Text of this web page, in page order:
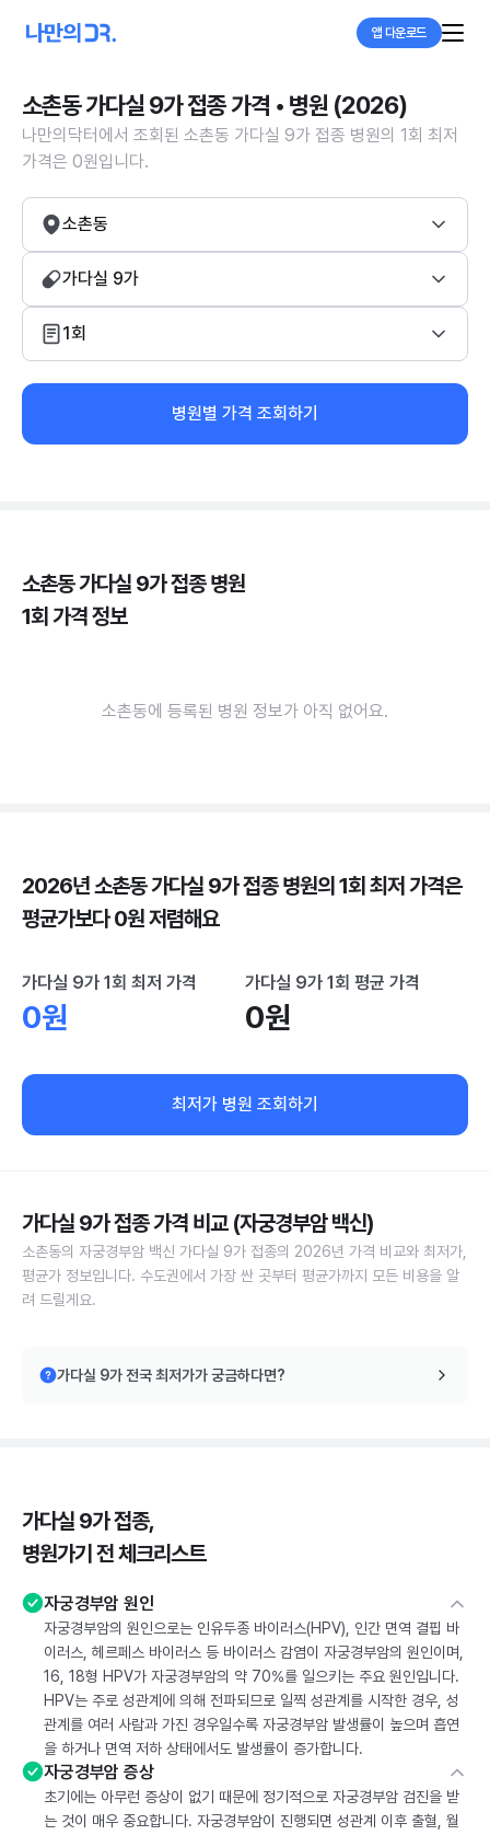
앱 다운로드
소촌동 가다실 9가 접종 가격 • 병원 (2026)
나만의닥터에서 조회된 소촌동 가다실 9가 접종 병원의 1회 최저
가격은 0원입니다.
소촌동
가다실 9가
1회
병원별 가격 조회하기
소촌동 가다실 9가 접종 병원
1회 가격 정보
소촌동에 등록된 병원 정보가 아직 없어요.
2026년 소촌동 가다실 9가 접종 병원의 1회 최저 가격은
평균가보다 0원 저렴해요
가다실 9가 1회 최저 가격
0원
가다실 9가 1회 평균 가격
0원
최저가 병원 조회하기
가다실 9가 접종 가격 비교 (자궁경부암 백신)
소촌동의 자궁경부암 백신 가다실 9가 접종의 2026년 가격 비교와 최저가,
평균가 정보입니다. 수도권에서 가장 싼 곳부터 평균가까지 모든 비용을 알
려 드릴게요.
가다실 9가 전국 최저가가 궁금하다면?
가다실 9가 접종,
병원가기 전 체크리스트
자궁경부암 원인
자궁경부암의 원인으로는 인유두종 바이러스(HPV), 인간 면역 결핍 바
이러스, 헤르페스 바이러스 등 바이러스 감염이 자궁경부암의 원인이며,
16, 18형 HPV가 자궁경부암의 약 70%를 일으키는 주요 원인입니다.
HPV는 주로 성관계에 의해 전파되므로 일찍 성관계를 시작한 경우, 성
관계를 여러 사람과 가진 경우일수록 자궁경부암 발생률이 높으며 흡연
을 하거나 면역 저하 상태에서도 발생률이 증가합니다.
자궁경부암 증상
초기에는 아무런 증상이 없기 때문에 정기적으로 자궁경부암 검진을 받
는 것이 매우 중요합니다. 자궁경부암이 진행되면 성관계 이후 출혈, 월